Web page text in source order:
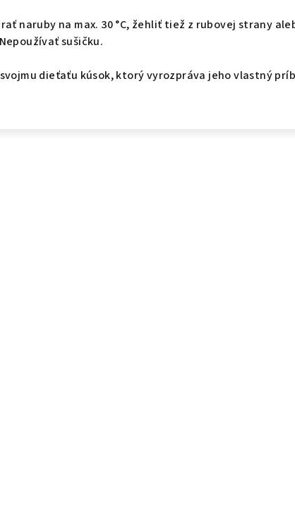
naruby na max. 30 °C, žehliť tiež z rubovej strany
sušičku.
dieťaťu kúsok, ktorý vyrozpráva jeho vlastný